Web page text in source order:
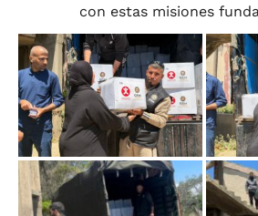
con estas misiones